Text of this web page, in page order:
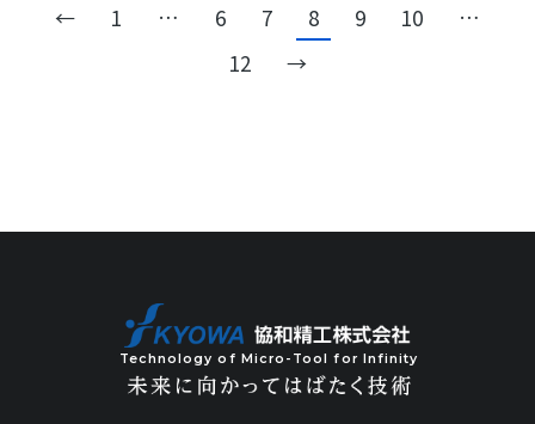
← 1 … 6 7 8 9 10
…
12
→
Technology of Micro-Tool for Infinity